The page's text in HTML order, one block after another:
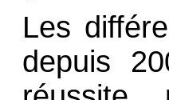
Les
depuis